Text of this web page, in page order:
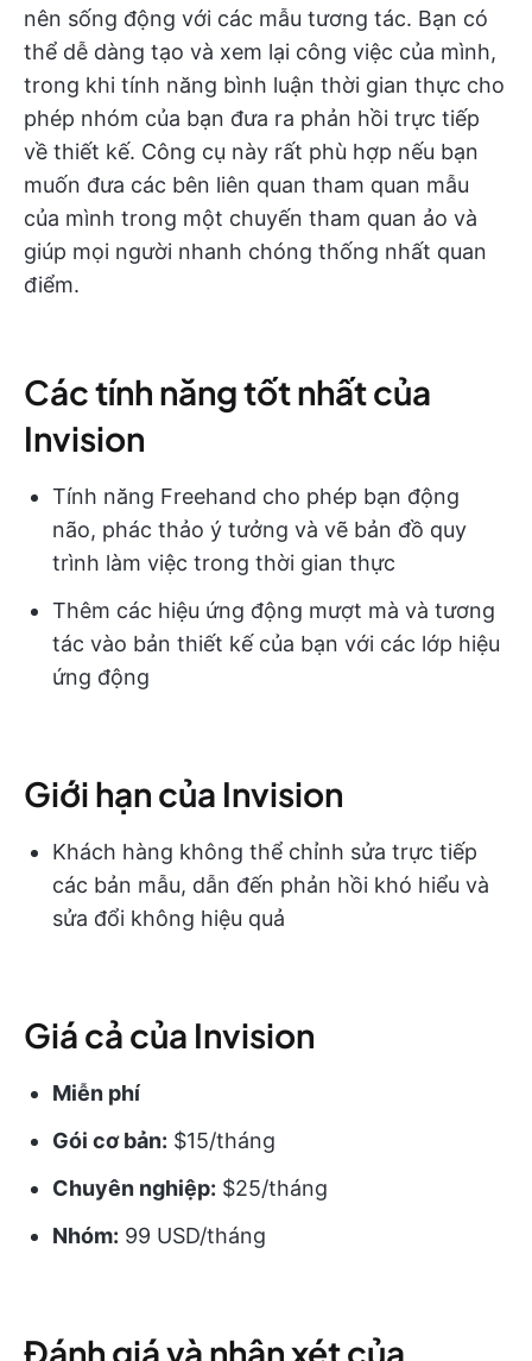
nên sống động với các mẫu tương tác. Bạn có
thể dễ dàng tạo và xem lại công việc của mình,
trong khi tính năng bình luận thời gian thực cho
phép nhóm của bạn đưa ra phản hồi trực tiếp
về thiết kế. Công cụ này rất phù hợp nếu bạn
muốn đưa các bên liên quan tham quan mẫu
của mình trong một chuyến tham quan ảo và
giúp mọi người nhanh chóng thống nhất quan
điểm.
Các tính năng tốt nhất của
Invision
Tính năng Freehand cho phép bạn động
não, phác thảo ý tưởng và vẽ bản đồ quy
trình làm việc trong thời gian thực
Thêm các hiệu ứng động mượt mà và tương
tác vào bản thiết kế của bạn với các lớp hiệu
ứng động
Giới hạn của Invision
Khách hàng không thể chỉnh sửa trực tiếp
các bản mẫu, dẫn đến phản hồi khó hiểu và
sửa đổi không hiệu quả
Giá cả của Invision
Miễn phí
Gói cơ bản: $15/tháng
Chuyên nghiệp: $25/tháng
Nhóm: 99 USD/tháng
Đánh giá và nhận xét của